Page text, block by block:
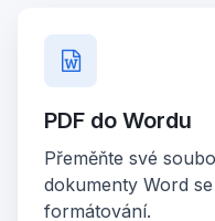
PDF do Wordu
Přeměňte své
dokumenty Word
formátování.